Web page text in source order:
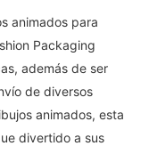
animados para
Packaging
además de ser
de diversos
animados, esta
divertido a sus